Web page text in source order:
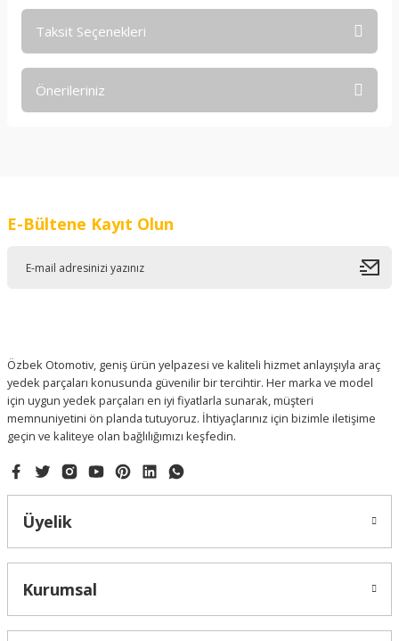
Taksit Seçenekleri
Önerileriniz
Ürün resmi kalitesiz, bozuk veya görüntülenemiyor.
Gönder
E-Bültene Kayıt Olun
Özbek Otomotiv, geniş ürün yelpazesi ve kaliteli hizmet anlayışıyla araç
yedek parçaları konusunda güvenilir bir tercihtir. Her marka ve model
için uygun yedek parçaları en iyi fiyatlarla sunarak, müşteri
memnuniyetini ön planda tutuyoruz. İhtiyaçlarınız için bizimle iletişime
geçin ve kaliteye olan bağlılığımızı keşfedin.
Üyelik
Kurumsal